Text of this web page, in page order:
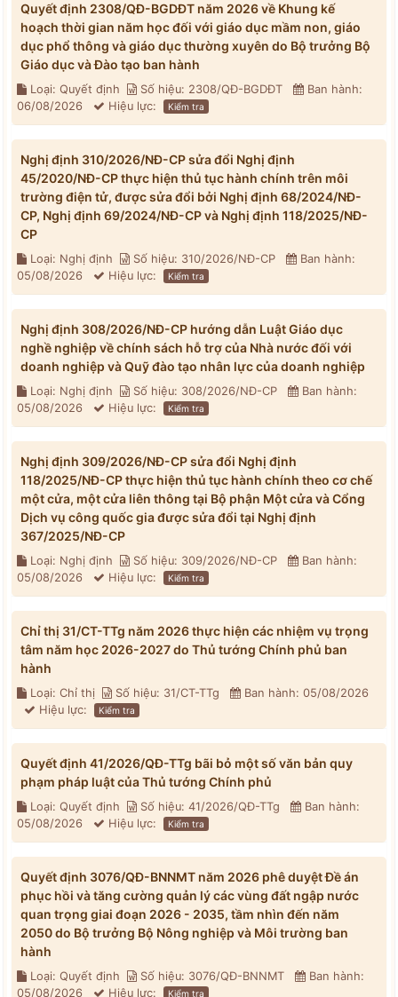
Quyết định 2308/QĐ-BGDĐT năm 2026 về Khung kế
hoạch thời gian năm học đối với giáo dục mầm non, giáo
dục phổ thông và giáo dục thường xuyên do Bộ trưởng Bộ
Giáo dục và Đào tạo ban hành
Loại: Quyết định Số hiệu: 2308/QĐ-BGDĐT
Ban hành:
06/08/2026
Hiệu lực: Kiểm tra
Nghị định 310/2026/NĐ-CP sửa đổi Nghị định
45/2020/NĐ-CP thực hiện thủ tục hành chính trên môi
trường điện tử, được sửa đổi bởi Nghị định 68/2024/NĐ-
CP, Nghị định 69/2024/NĐ-CP và Nghị định 118/2025/NĐ-
CP
Loại: Nghị định Số hiệu: 310/2026/NĐ-CP
Ban hành:
05/08/2026
Hiệu lực: Kiểm tra
Nghị định 308/2026/NĐ-CP hướng dẫn Luật Giáo dục
nghề nghiệp về chính sách hỗ trợ của Nhà nước đối với
doanh nghiệp và Quỹ đào tạo nhân lực của doanh nghiệp
Loại: Nghị định Số hiệu: 308/2026/NĐ-CP
Ban hành:
05/08/2026
Hiệu lực: Kiểm tra
Nghị định 309/2026/NĐ-CP sửa đổi Nghị định
118/2025/NĐ-CP thực hiện thủ tục hành chính theo cơ chế
một cửa, một cửa liên thông tại Bộ phận Một cửa và Cổng
Dịch vụ công quốc gia được sửa đổi tại Nghị định
367/2025/NĐ-CP
Loại: Nghị định Số hiệu: 309/2026/NĐ-CP
Ban hành:
05/08/2026
Hiệu lực: Kiểm tra
Chỉ thị 31/CT-TTg năm 2026 thực hiện các nhiệm vụ trọng
tâm năm học 2026-2027 do Thủ tướng Chính phủ ban
hành
Loại: Chỉ thị Số hiệu: 31/CT-TTg
Ban hành: 05/08/2026
Hiệu lực:
Kiểm tra
Quyết định 41/2026/QĐ-TTg bãi bỏ một số văn bản quy
phạm pháp luật của Thủ tướng Chính phủ
Loại: Quyết định Số hiệu: 41/2026/QĐ-TTg
Ban hành:
05/08/2026
Hiệu lực: Kiểm tra
Quyết định 3076/QĐ-BNNMT năm 2026 phê duyệt Đề án
phục hồi và tăng cường quản lý các vùng đất ngập nước
quan trọng giai đoạn 2026 - 2035, tầm nhìn đến năm
2050 do Bộ trưởng Bộ Nông nghiệp và Môi trường ban
hành
Loại: Quyết định Số hiệu: 3076/QĐ-BNNMT
Ban hành:
05/08/2026
Hiệu lực: Kiểm tra